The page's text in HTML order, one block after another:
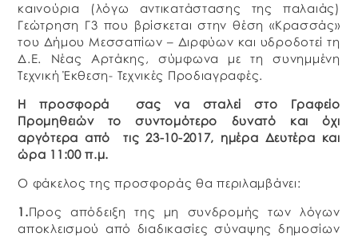
καινούρια (λόγω αντικατάστασης της παλαιάς)
Γεώτρηση Γ3 που βρίσκεται στην θέση «Κρασσάς»
του Δήμου Μεσσαπίων – Διρφύων και υδροδοτεί τη
Δ.Ε. Νέας Αρτάκης, σύμφωνα με τη συνημμένη
Τεχνική Έκθεση- Τεχνικές Προδιαγραφές.
Η προσφορά σας να σταλεί στο Γραφείο
Προμηθειών το συντομότερο δυνατό και όχι
αργότερα από τις 23-10-2017, ημέρα Δευτέρα και
ώρα 11:00 π.μ.
Ο φάκελος της προσφοράς θα περιλαμβάνει:
1.Προς απόδειξη της μη συνδρομής των λόγων
αποκλεισμού από διαδικασίες σύναψης δημοσίων